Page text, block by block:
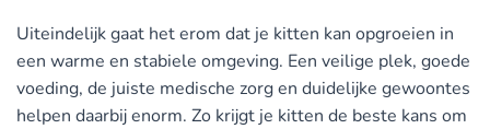
Uiteindelijk gaat het erom dat je kitten kan opgroeien in
een warme en stabiele omgeving. Een veilige plek, goede
voeding, de juiste medische zorg en duidelijke gewoontes
helpen daarbij enorm. Zo krijgt je kitten de beste kans om